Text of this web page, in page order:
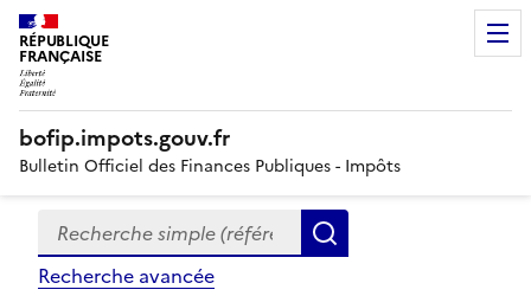
RÉPUBLIQUE
FRANÇAISE
bofip.impots.gouv.fr
Bulletin Officiel des Finances Publiques - Impôts
Formulaire
de
recherche
Recherche simple (références, mots clés, partie du
Recherche avancée